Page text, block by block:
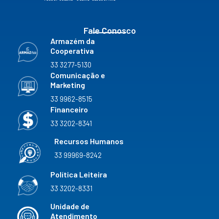
Fale Conosco
Armazém da
Cooperativa
33 3277-5130
Comunicação e
Marketing
33 9962-8515
Financeiro
33 3202-8341
Recursos Humanos
33 99969-8242
Política Leiteira
33 3202-8331
Unidade de
Atendimento